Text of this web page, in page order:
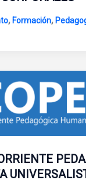
, Formación,